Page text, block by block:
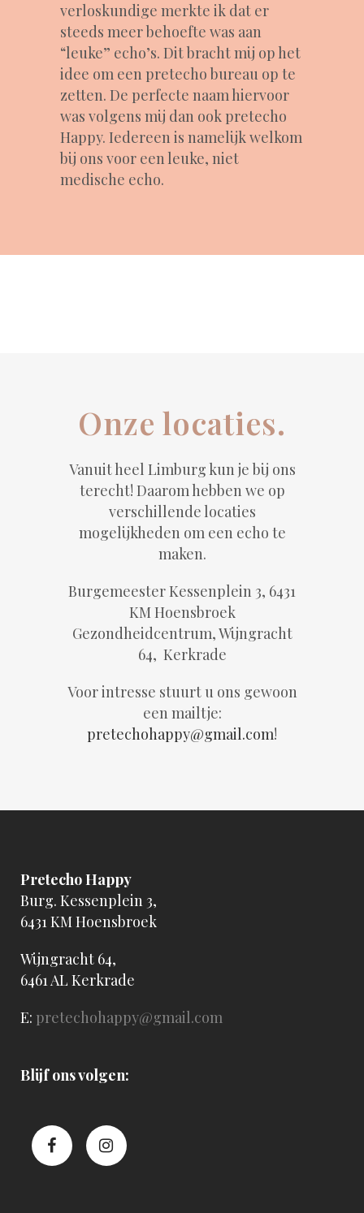
verloskundige merkte ik dat er
steeds meer behoefte was aan
“leuke” echo’s. Dit bracht mij op het
idee om een pretecho bureau op te
zetten. De perfecte naam hiervoor
was volgens mij dan ook pretecho
Happy. Iedereen is namelijk welkom
bij ons voor een leuke, niet
medische echo.
Onze locaties.
Vanuit heel Limburg kun je bij ons
terecht! Daarom hebben we op
verschillende locaties
mogelijkheden om een echo te
maken.
Burgemeester Kessenplein 3, 6431
KM Hoensbroek
Gezondheidcentrum, Wijngracht
64, Kerkrade
Voor intresse stuurt u ons gewoon
een mailtje:
pretechohappy@gmail.com!
Pretecho Happy
Burg. Kessenplein 3,
6431 KM Hoensbroek
Wijngracht 64,
6461 AL Kerkrade
E: pretechohappy@gmail.com
Blijf ons volgen: